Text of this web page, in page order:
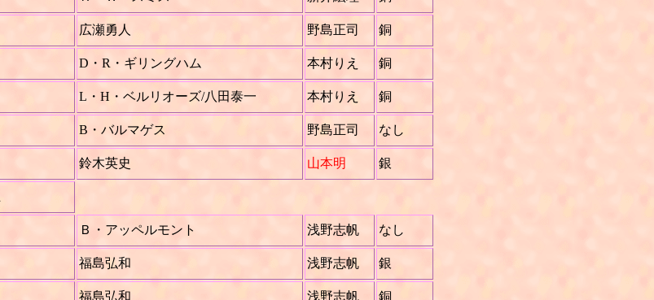
広瀬勇人 野島正司 銅
D・R・ギリングハム 本村りえ 銅
L・H・ベルリオーズ/八田泰一 本村りえ 銅
B・バルマゲス 野島正司 なし
鈴木英史 山本明 銀
Ｂ・アッペルモント 浅野志帆 なし
福島弘和 浅野志帆 銀
福島弘和 浅野志帆 銅